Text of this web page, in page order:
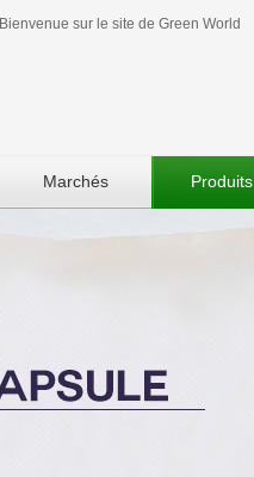
Bienvenue sur le site de Green World
Marchés Produits